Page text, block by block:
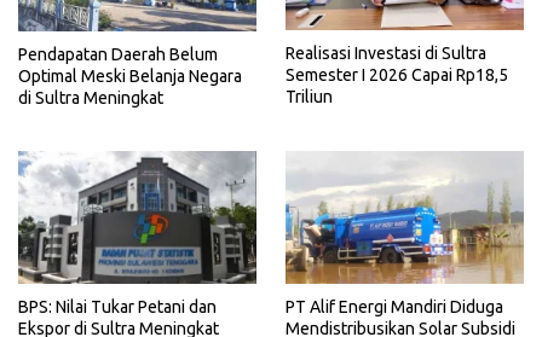
Pendapatan Daerah Belum
Optimal Meski Belanja Negara
di Sultra Meningkat
Realisasi Investasi di Sultra
Semester I 2026 Capai Rp18,5
Triliun
BPS: Nilai Tukar Petani dan
Ekspor di Sultra Meningkat
PT Alif Energi Mandiri Diduga
Mendistribusikan Solar Subsidi